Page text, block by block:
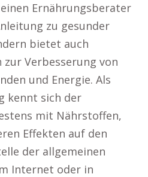
Ernährungsberater
zu gesunder
bietet auch
Verbesserung von
und Energie. Als
kennt sich der
mit Nährstoffen,
Effekten auf den
der allgemeinen
Internet oder in